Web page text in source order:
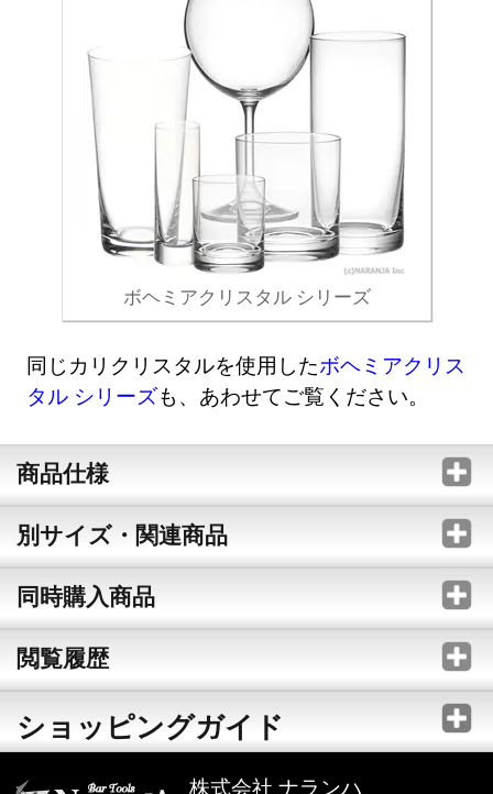
ボヘミアクリスタル シリーズ
同じカリクリスタルを使用したボヘミアクリス
タル シリーズも、あわせてご覧ください。
商品仕様
別サイズ・関連商品
同時購入商品
閲覧履歴
ショッピングガイド
株式会社 ナランハ